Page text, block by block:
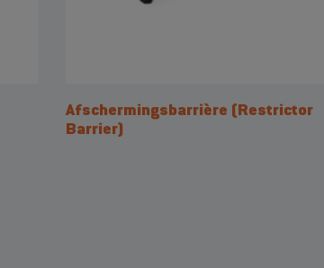
Afschermingsbarrière (Restrictor
Barrier)